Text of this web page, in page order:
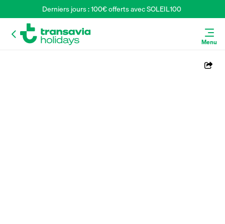
Derniers jours : 100€ offerts avec SOLEIL100
Menu